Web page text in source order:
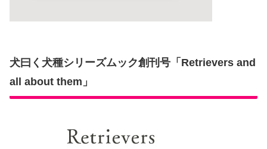
犬曰く犬種シリーズムック創刊号「Retrievers and
all about them」